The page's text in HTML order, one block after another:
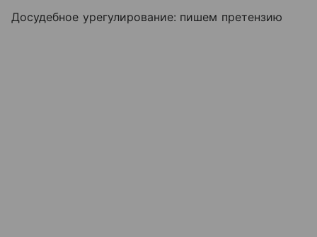
Досудебное урегулирование: пишем претензию